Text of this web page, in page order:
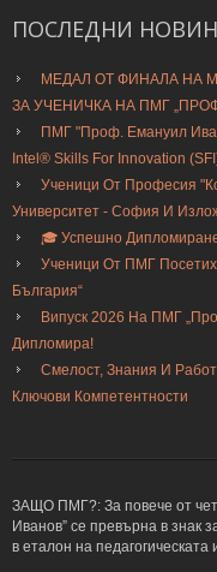
ПОСЛЕДНИ
МЕДАЛ ОТ ФИНАЛА НА
ЗА УЧЕНИЧКА НА ПМГ
ПМГ "Проф. Емануил
Intel® Skills For Innovation
Ученици От Професия
Университет - София И
🎓 Успешно
Ученици От ПМГ
България“
Випуск 2026 На ПМГ
Дипломира!
Смелост, Знания И
Ключови Компетентности
ЗАЩО ПМГ?: За повече от
Иванов” се превърна в знак
в еталон на